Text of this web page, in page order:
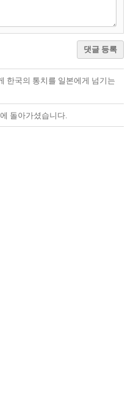
댓글 등록
한국의 통치를 일본에게 넘기는
돌아가셨습니다.